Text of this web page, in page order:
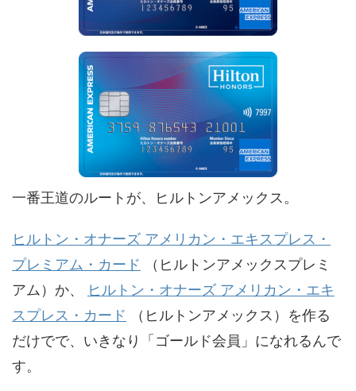
一番王道のルートが、ヒルトンアメックス。
ヒルトン・オナーズ アメリカン・エキスプレス・
プレミアム・カード （ヒルトンアメックスプレミ
アム）か、
ヒルトン・オナーズ アメリカン・エキ
スプレス・カード （ヒルトンアメックス）を作る
だけでで、いきなり「ゴールド会員」になれるんで
す。